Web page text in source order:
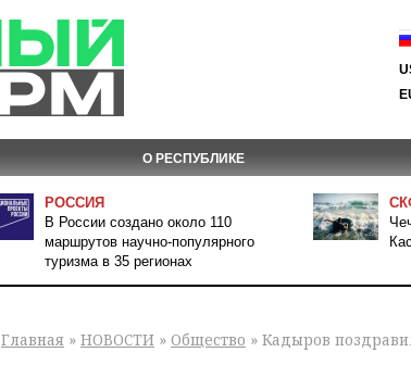
О РЕСПУБЛИКЕ
РОССИЯ
В России создано около 110
маршрутов научно-популярного
туризма в 35 регионах
Главная » НОВОСТИ » Общество » Кадыров